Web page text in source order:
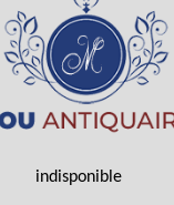
indisponible